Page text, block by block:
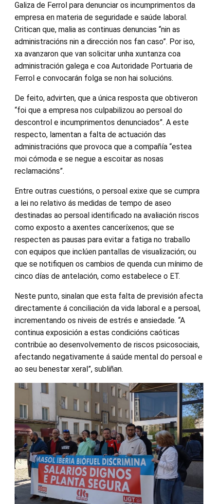
Galiza de Ferrol para denunciar os incumprimentos da
empresa en materia de seguridade e saúde laboral.
Critican que, malia as continuas denuncias “nin as
administracións nin a dirección nos fan caso”. Por iso,
xa avanzaron que van solicitar unha xuntanza coa
administración galega e coa Autoridade Portuaria de
Ferrol e convocarán folga se non hai solucións.
De feito, advirten, que a única resposta que obtiveron
“foi que a empresa nos culpabilizou ao persoal do
descontrol e incumprimentos denunciados”. A este
respecto, lamentan a falta de actuación das
administracións que provoca que a compañía “estea
moi cómoda e se negue a escoitar as nosas
reclamacións”.
Entre outras cuestións, o persoal exixe que se cumpra
a lei no relativo ás medidas de tempo de aseo
destinadas ao persoal identificado na avaliación riscos
como exposto a axentes canceríxenos; que se
respecten as pausas para evitar a fatiga no traballo
con equipos que inclúen pantallas de visualización; ou
que se notifiquen os cambios de quenda cun mínimo de
cinco días de antelación, como estabelece o ET.
Neste punto, sinalan que esta falta de previsión afecta
directamente á conciliación da vida laboral e a persoal,
incrementando os niveis de estrés e ansiedade. “A
continua exposición a estas condicións caóticas
contribúe ao desenvolvemento de riscos psicosociais,
afectando negativamente á saúde mental do persoal e
ao seu benestar xeral”, subliñan.